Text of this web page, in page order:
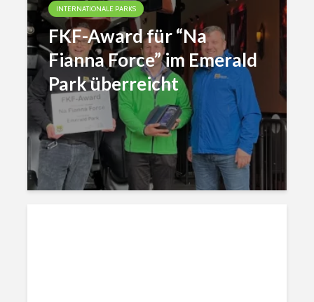
INTERNATIONALE PARKS
FKF-Award für “Na
Fianna Force” im Emerald
Park überreicht